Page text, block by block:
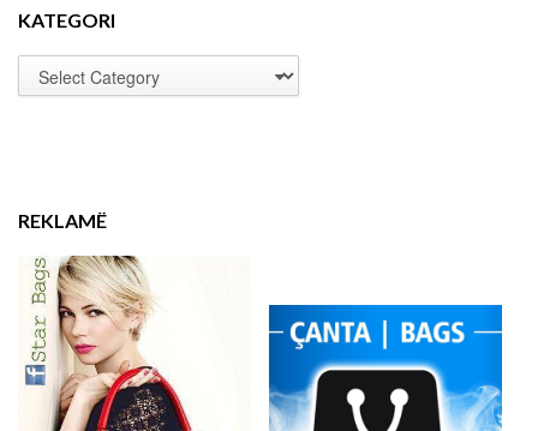
KATEGORI
REKLAMË